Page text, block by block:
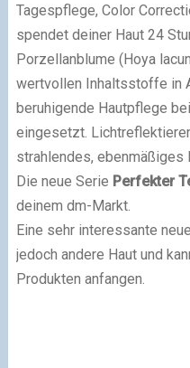
Tagespflege, Color
spendet deiner Haut 24
Porzellanblume (Hoya
wertvollen Inhaltsstoffe in
beruhigende Hautpflege
eingesetzt.
strahlendes, ebenmäßiges
Die neue Serie Perfekter
deinem dm-Markt.
Eine sehr interessante
jedoch andere Haut und
Produkten anfangen.